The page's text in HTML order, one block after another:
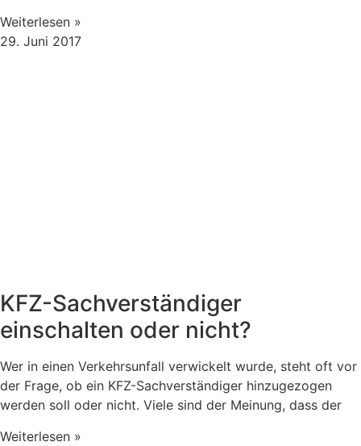
Weiterlesen »
29. Juni 2017
KFZ-Sachverständiger
einschalten oder nicht?
Wer in einen Verkehrsunfall verwickelt wurde, steht oft vor
der Frage, ob ein KFZ-Sachverständiger hinzugezogen
werden soll oder nicht. Viele sind der Meinung, dass der
Weiterlesen »